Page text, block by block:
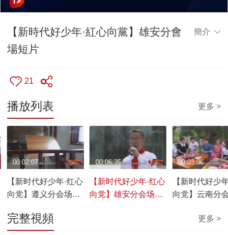
【新時代好少年·紅心向黨】雄安分會
場短片
簡介
21
播放列表 更多 >
【新时代好少年·红心
向党】遵义分会场短
00:02:07
【新时代好少年·红心
向党】雄安分会场短
00:06:35
【新时代好少
向党】云南分
00:03:06
完整視頻 更多 >